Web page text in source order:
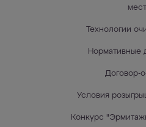
мест
Технологии
Нормативные
Договор-
Условия
Конкурс